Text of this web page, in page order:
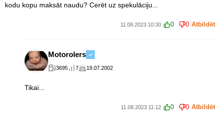
kodu kopu maksāt naudu? Cerēt uz spekulāciju...
11.08.2023 10:30 0 0 Atbildēt
Motorolers
3695 7 19.07.2002
Tikai...
11.08.2023 11:12 0 0 Atbildēt